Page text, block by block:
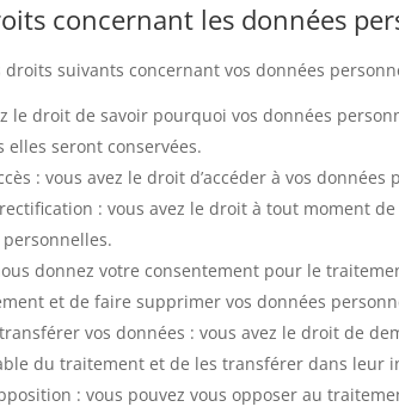
concernant les données
droits suivants concernant vos données
le droit de savoir pourquoi vos données
elles seront conservées.
: vous avez le droit d’accéder à vos
: vous avez le droit à tout moment
donnez votre consentement pour le
et de faire supprimer vos données
vos données : vous avez le droit de
du traitement et de les transférer dans leur
: vous pouvez vous opposer au